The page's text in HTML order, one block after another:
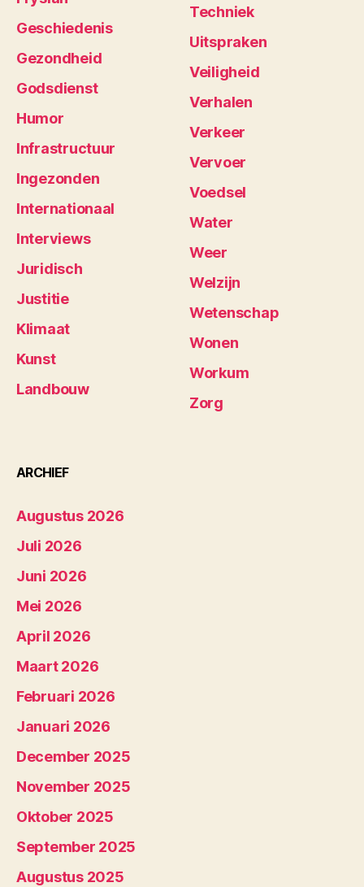
Geschiedenis
Gezondheid
Godsdienst
Humor
Infrastructuur
Ingezonden
Internationaal
Interviews
Juridisch
Justitie
Klimaat
Kunst
Landbouw
Techniek
Uitspraken
Veiligheid
Verhalen
Verkeer
Vervoer
Voedsel
Water
Weer
Welzijn
Wetenschap
Wonen
Workum
Zorg
ARCHIEF
Augustus 2026
Juli 2026
Juni 2026
Mei 2026
April 2026
Maart 2026
Februari 2026
Januari 2026
December 2025
November 2025
Oktober 2025
September 2025
Augustus 2025